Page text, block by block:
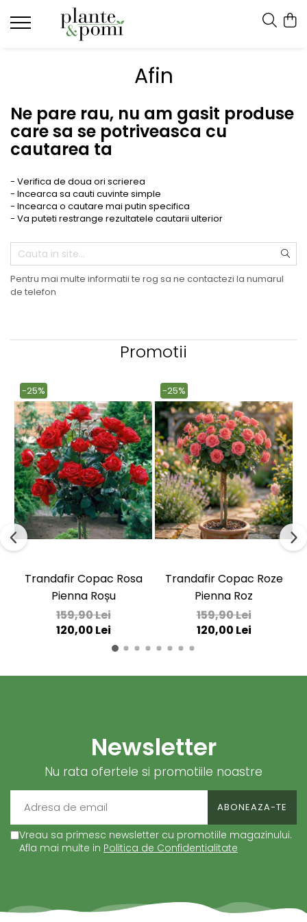
Pomi Fructiferi
Par
Piersic
Cais
Zarzar
Prun
Nectarin
Alun
Nuc
Gutui
Mosmon
Migdal
Cires
Trandafiri Urcatori
Trandafiri Pomisor Plangator
Abies
Tuia
Chiparos
Pin
Catina
Mure
Zmeura
Aronia
Afin
Capsuni
ARBUSTI CU FLORI
Bulbi de Crini
Afin
Ne pare rau, nu am gasit produse
care sa se potriveasca cu
cautarea ta
- Verifica de doua ori scrierea
- Incearca sa cauti cuvinte simple
- Incearca o cautare mai putin specifica
- Va puteti restrange rezultatele cautarii ulterior
Pentru mai multe informatii te rog sa ne contactezi la numarul
de telefon
Promotii
-25%
Trandafir Copac Rosa
Pienna Roșu
159,90 Lei
120,00 Lei
-25%
Trandafir Copac Roze
Pienna Roz
159,90 Lei
120,00 Lei
Newsletter
Nu rata ofertele si promotiile noastre
Vreau sa primesc newsletter cu promotiile magazinului.
Afla mai multe in Politica de Confidentialitate